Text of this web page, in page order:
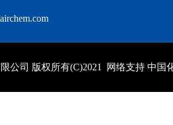
公司 版权所有(C)2021 网络支持 中国